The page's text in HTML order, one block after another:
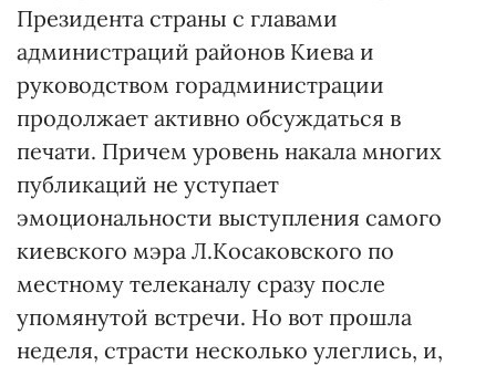
Президента страны с главами
администраций районов Киева и
руководством горадминистрации
продолжает активно обсуждаться в
печати. Причем уровень накала многих
публикаций не уступает
эмоциональности выступления самого
киевского мэра Л.Косаковского по
местному телеканалу сразу после
упомянутой встречи. Но вот прошла
неделя, страсти несколько улеглись, и,